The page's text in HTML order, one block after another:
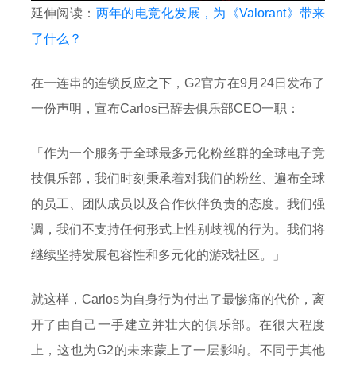
延伸阅读： 两年的电竞化发展，为《Valorant》带来
了什么？
在一连串的连锁反应之下，G2官方在9月24日发布了
一份声明，宣布Carlos已辞去俱乐部CEO一职：
「作为一个服务于全球最多元化粉丝群的全球电子竞
技俱乐部，我们时刻秉承着对我们的粉丝、遍布全球
的员工、团队成员以及合作伙伴负责的态度。我们强
调，我们不支持任何形式上性别歧视的行为。我们将
继续坚持发展包容性和多元化的游戏社区。」
就这样，Carlos为自身行为付出了最惨痛的代价，离
开了由自己一手建立并壮大的俱乐部。在很大程度
上，这也为G2的未来蒙上了一层影响。不同于其他